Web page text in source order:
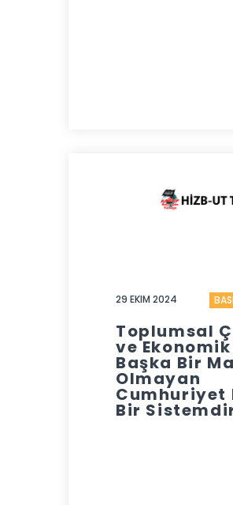
29 EKIM 2024
Toplumsal
ve
Başka Bir
Olmayan
Cumhuriyet
Bir